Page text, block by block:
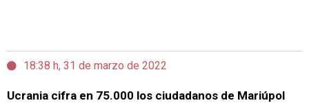
18:38 h, 31 de marzo de 2022
Ucrania cifra en 75.000 los ciudadanos de Mariúpol